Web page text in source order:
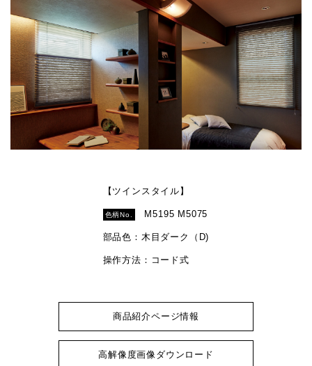
【ツインスタイル】
色柄No. M5195 M5075
部品色：木目ダーク（D)
操作方法：コード式
商品紹介ページ情報
高解像度画像ダウンロード